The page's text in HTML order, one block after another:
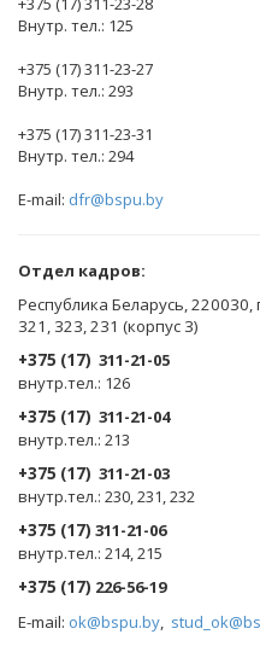
Внутр. тел.: 125
+375 (17) 311-23-27
Внутр. тел.: 293
+375 (17) 311-23-31
Внутр. тел.: 294
E-mail: dfr@bspu.by
Отдел кадров:
Республика Беларусь, 220030,
321, 323, 231 (корпус 3)
+375 (17) 311-21-05
внутр.тел.: 126
+375 (17) 311-21-04
внутр.тел.: 213
+375 (17) 311-21-03
внутр.тел.: 230, 231, 232
+375 (17) 311-21-06
внутр.тел.: 214, 215
+375 (17) 226-56-19
E-mail: ok@bspu.by,